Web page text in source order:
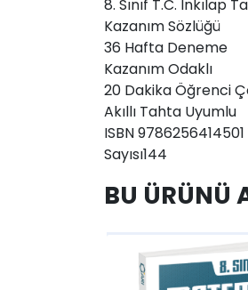
8. Sınıf T.C. İnkılap
Kazanım Sözlüğü
36 Hafta Deneme
Kazanım Odaklı
20 Dakika Öğrenci
Akıllı Tahta Uyumlu
ISBN
Sayısı144
BU ÜRÜNÜ
AddToWishlist